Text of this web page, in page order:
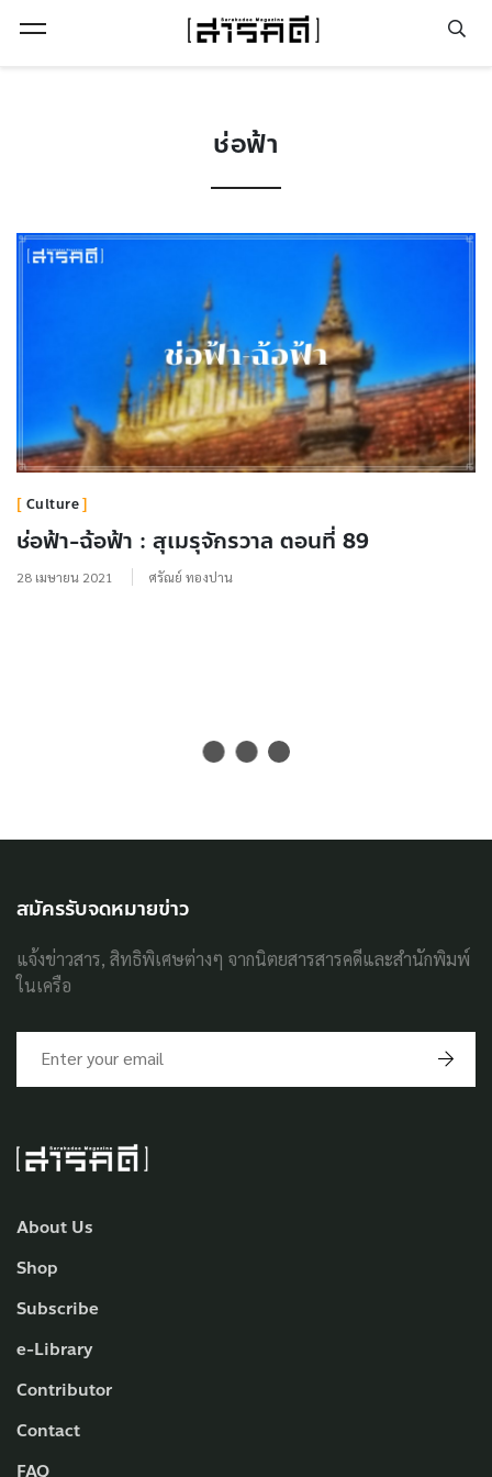
ช่อฟ้า
Culture
ช่อฟ้า-ฉ้อฟ้า : สุเมรุจักรวาล ตอนที่ 89
28 เมษายน 2021 ศรัณย์ ทองปาน
About Us
Shop
Subscribe
e-Library
Contributor
Contact
FAQ
สมัครรับจดหมายข่าว
แจ้งข่าวสาร, สิทธิพิเศษต่างๆ จากนิตยสารสารคดีและสำนักพิมพ์
ในเครือ